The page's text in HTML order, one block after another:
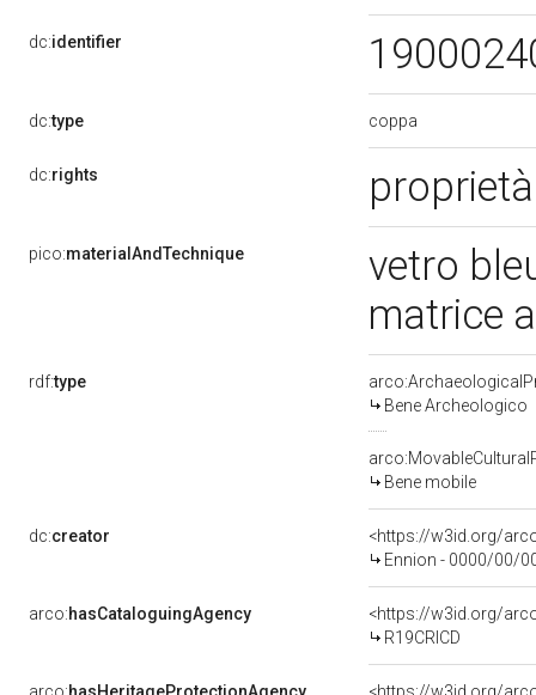
dc:identifier
dc:type coppa
dc:rights
pico:materialAndTechnique
vetro
matrice
rdf:type
Bene Archeologico
Bene mobile
dc:creator
<https://w3id.org/
Ennion - 0000/00/
arco:hasCataloguingAgency
<https://w3id.org/
R19CRICD